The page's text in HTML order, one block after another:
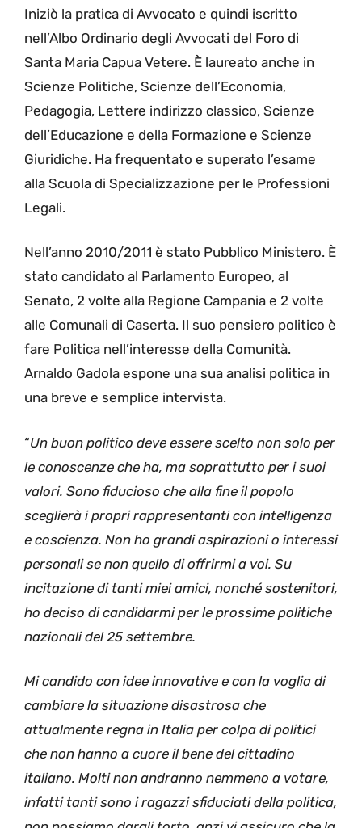
Iniziò la pratica di Avvocato e quindi iscritto
nell’Albo Ordinario degli Avvocati del Foro di
Santa Maria Capua Vetere. È laureato anche in
Scienze Politiche, Scienze dell’Economia,
Pedagogia, Lettere indirizzo classico, Scienze
dell’Educazione e della Formazione e Scienze
Giuridiche. Ha frequentato e superato l’esame
alla Scuola di Specializzazione per le Professioni
Legali.
Nell’anno 2010/2011 è stato Pubblico Ministero. È
stato candidato al Parlamento Europeo, al
Senato, 2 volte alla Regione Campania e 2 volte
alle Comunali di Caserta. Il suo pensiero politico è
fare Politica nell’interesse della Comunità.
Arnaldo Gadola espone una sua analisi politica in
una breve e semplice intervista.
“Un buon politico deve essere scelto non solo per
le conoscenze che ha, ma soprattutto per i suoi
valori. Sono fiducioso che alla fine il popolo
sceglierà i propri rappresentanti con intelligenza
e coscienza. Non ho grandi aspirazioni o interessi
personali se non quello di offrirmi a voi. Su
incitazione di tanti miei amici, nonché sostenitori,
ho deciso di candidarmi per le prossime politiche
nazionali del 25 settembre.
Mi candido con idee innovative e con la voglia di
cambiare la situazione disastrosa che
attualmente regna in Italia per colpa di politici
che non hanno a cuore il bene del cittadino
italiano. Molti non andranno nemmeno a votare,
infatti tanti sono i ragazzi sfiduciati della politica,